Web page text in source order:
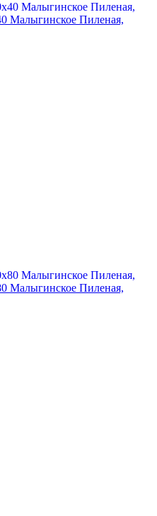
Малыгинское Пиленая,
Малыгинское Пиленая,